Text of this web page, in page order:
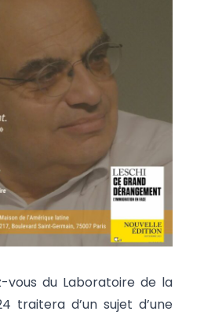
vous du Laboratoire de la
traitera d’un sujet d’une